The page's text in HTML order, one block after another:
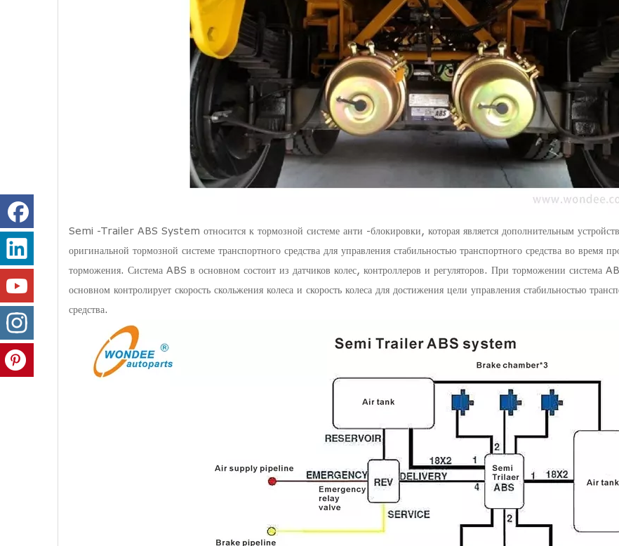
Semi -Trailer ABS System относится к тормозной системе анти -блокировки, которая является дополнительным
оригинальной тормозной системе транспортного средства для управления стабильностью транспортного средства во время
торможения. Система ABS в основном состоит из датчиков колес, контроллеров и регуляторов. При торможении система
основном контролирует скорость скольжения колеса и скорость колеса для достижения цели управления стабильностью
средства.